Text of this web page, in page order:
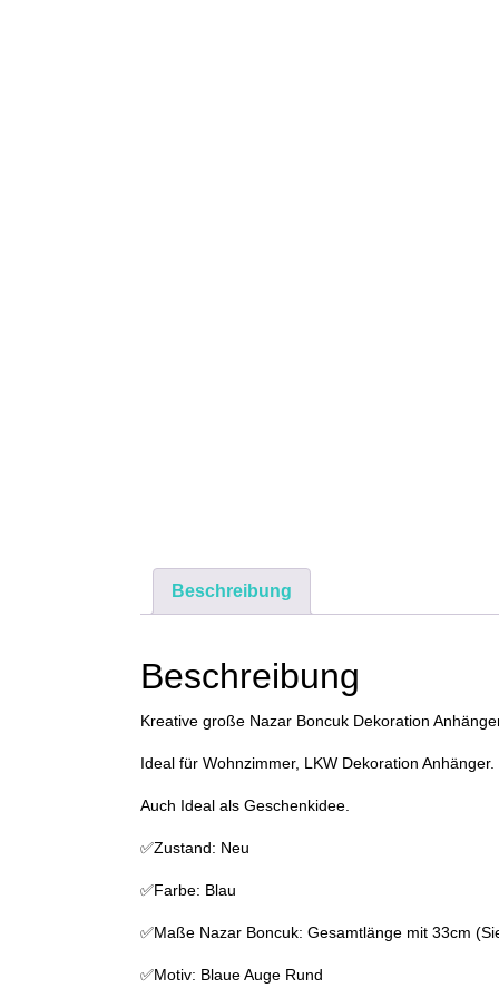
Beschreibung
Beschreibung
Kreative große Nazar Boncuk Dekoration
Ideal für Wohnzimmer, LKW Dekoration Anhänger.
Auch Ideal als Geschenkidee.
✅Zustand: Neu
✅Farbe: Blau
✅Maße Nazar Boncuk: Gesamtlänge mit 33cm
✅Motiv: Blaue Auge Rund